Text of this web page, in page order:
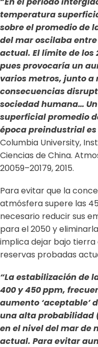
temperatura
sobre el promedio de
del mar oscilaba
actual. El límite de los
pues provocaría un
varios metros, junto a
consecuencias
sociedad humana…
superficial promedio
época preindustrial
Columbia University,
Ciencias de China.
20059–20179, 2015.
Para evitar que la
atmósfera supere las
necesario reducir sus
para el 2050 y
implica dejar bajo tierra
reservas probadas
“La estabilización de
400 y 450 ppm,
aumento ‘aceptable’
una alta probabilidad
en el nivel del mar de
actual. Para evitar